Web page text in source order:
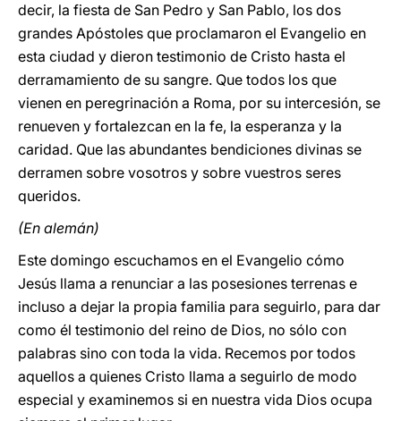
decir, la fiesta de San Pedro y San Pablo, los dos
grandes Apóstoles que proclamaron el Evangelio en
esta ciudad y dieron testimonio de Cristo hasta el
derramamiento de su sangre. Que todos los que
vienen en peregrinación a Roma, por su intercesión, se
renueven y fortalezcan en la fe, la esperanza y la
caridad. Que las abundantes bendiciones divinas se
derramen sobre vosotros y sobre vuestros seres
queridos.
(En alemán)
Este domingo escuchamos en el Evangelio cómo
Jesús llama a renunciar a las posesiones terrenas e
incluso a dejar la propia familia para seguirlo, para dar
como él testimonio del reino de Dios, no sólo con
palabras sino con toda la vida. Recemos por todos
aquellos a quienes Cristo llama a seguirlo de modo
especial y examinemos si en nuestra vida Dios ocupa